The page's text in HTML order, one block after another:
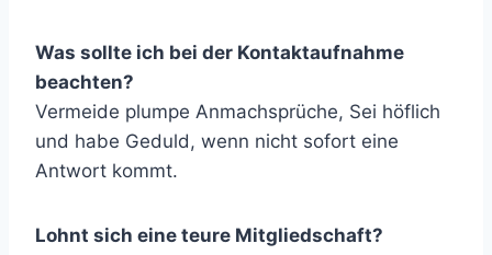
Was sollte ich bei der Kontaktaufnahme
beachten?
Vermeide plumpe Anmachsprüche, Sei höflich
und habe Geduld, wenn nicht sofort eine
Antwort kommt.
Lohnt sich eine teure Mitgliedschaft?